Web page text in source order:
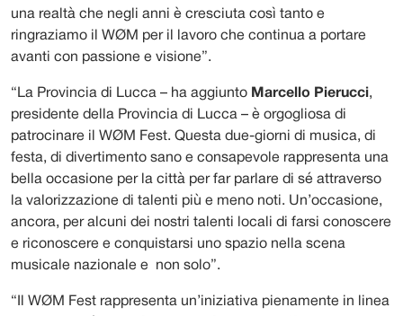
una realtà che negli anni è cresciuta così tanto e
ringraziamo il WØM per il lavoro che continua a portare
avanti con passione e visione”.
“La Provincia di Lucca – ha aggiunto Marcello Pierucci,
presidente della Provincia di Lucca – è orgogliosa di
patrocinare il WØM Fest. Questa due-giorni di musica, di
festa, di divertimento sano e consapevole rappresenta una
bella occasione per la città per far parlare di sé attraverso
la valorizzazione di talenti più e meno noti. Un’occasione,
ancora, per alcuni dei nostri talenti locali di farsi conoscere
e riconoscere e conquistarsi uno spazio nella scena
musicale nazionale e non solo”.
“Il WØM Fest rappresenta un’iniziativa pienamente in linea